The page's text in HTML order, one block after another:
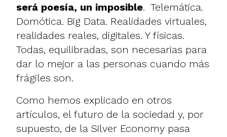
será poesía, un imposible. Telemática.
Domótica. Big Data. Realidades virtuales,
realidades reales, digitales. Y físicas.
Todas, equilibradas, son necesarias para
dar lo mejor a las personas cuando más
frágiles son.
Como hemos explicado en otros
artículos, el futuro de la sociedad y, por
supuesto, de la Silver Economy pasa